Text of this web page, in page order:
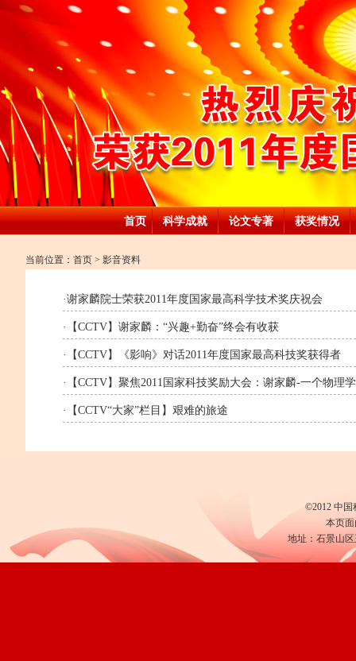
首页 科学成就 论文专著 获奖情况
当前位置： 首页 > 影音资料
·谢家麟院士荣获2011年度国家最高科学技术奖庆祝会
· 【CCTV】谢家麟：“兴趣+勤奋”终会有收获
· 【CCTV】《影响》对话2011年度国家最高科技奖获得者
· 【CCTV】聚焦2011国家科技奖励大会：谢家麟-一个物理
· 【CCTV“大家”栏目】艰难的旅途
©2012 中
本页
地址：石景山区